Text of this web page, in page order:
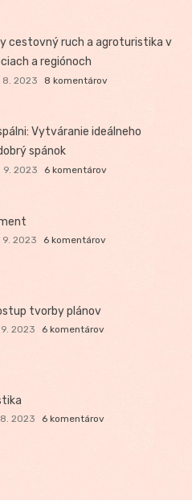
cestovný ruch a agroturistika v
a regiónoch
8. 2023 8 komentárov
Vytváranie ideálneho
spánok
9. 2023 6 komentárov
9. 2023 6 komentárov
tvorby plánov
2023 6 komentárov
2023 6 komentárov